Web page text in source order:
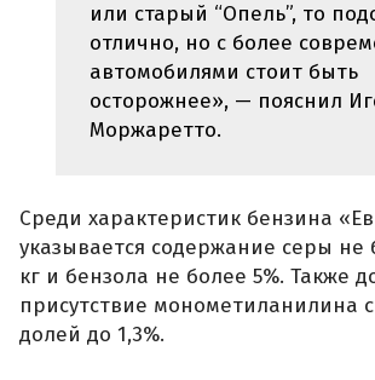
или старый “Опель”, то
отлично, но с более
автомобилями стоит быть
осторожнее», — пояснил
Моржаретто.
Среди характеристик бензина
указывается содержание серы не
кг и бензола не более 5%. Также
присутствие монометиланилина
долей до 1,3%.